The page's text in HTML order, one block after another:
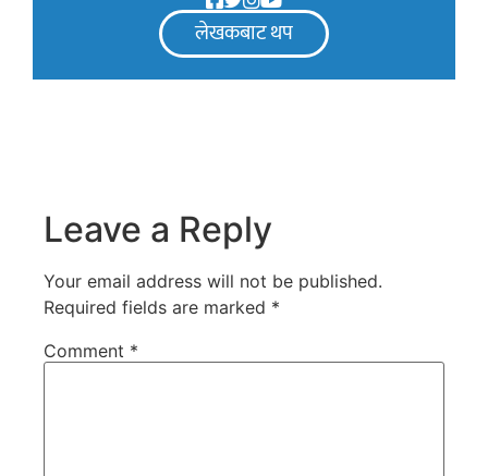
लेखकबाट थप
Leave a Reply
Your email address will not be published.
Required fields are marked *
Comment *